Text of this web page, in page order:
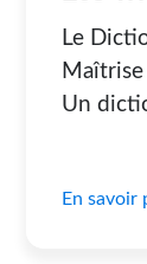
Le
Un
En savoir